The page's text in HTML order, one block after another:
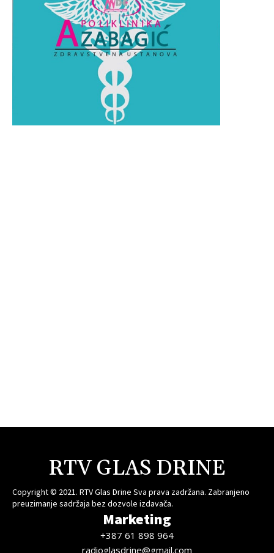
RTV GLAS DRINE
Copyright © 2021. RTV Glas Drine Sva prava zadržana. Zabranjeno
preuzimanje sadržaja bez dozvole izdavača.
Marketing
+387 61 898 964
radioglasdrine@gmail.com